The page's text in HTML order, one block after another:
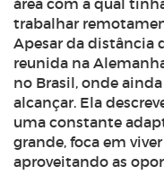
trabalhar
Apesar da distância
reunida na
no Brasil, onde
alcançar. Ela
uma constante
grande, foca em
aproveitando as